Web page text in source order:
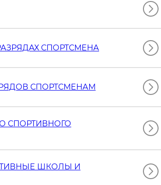
СПОРТСМЕНА
СПОРТСМЕНАМ
СПОРТИВНОГО
ШКОЛЫ И